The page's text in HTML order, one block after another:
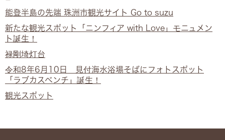
能登半島の先端 珠洲市観光サイト Go to suzu
新たな観光スポット「ニンフィア with Love」モニュメン
ト誕生！
禄剛埼灯台
令和8年6月10日 見付海水浴場そばにフォトスポット
「ラブカスベンチ」誕生！
観光スポット